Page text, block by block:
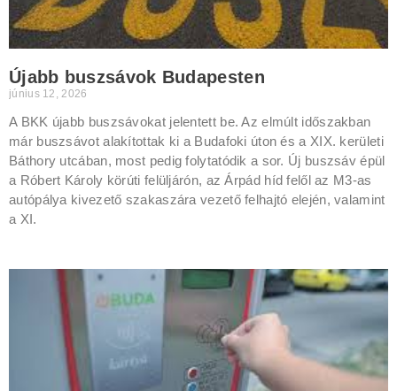
Újabb buszsávok Budapesten
június 12, 2026
A BKK újabb buszsávokat jelentett be. Az elmúlt időszakban
már buszsávot alakítottak ki a Budafoki úton és a XIX. kerületi
Báthory utcában, most pedig folytatódik a sor. Új buszsáv épül
a Róbert Károly körúti felüljárón, az Árpád híd felől az M3-as
autópálya kivezető szakaszára vezető felhajtó elején, valamint
a XI.